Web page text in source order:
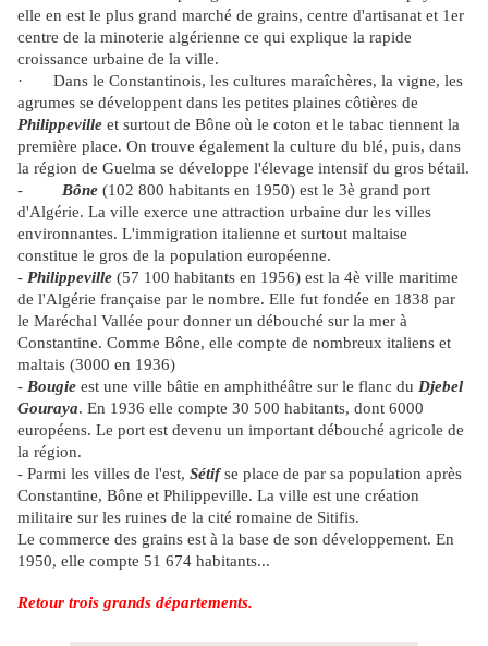
elle en est le plus grand marché de grains, centre d'artisanat et 1er
centre de la minoterie algérienne ce qui explique la rapide
croissance urbaine de la ville.
· Dans le Constantinois, les cultures maraîchères, la vigne, les
agrumes se développent dans les petites plaines côtières de
Philippeville et surtout de Bône où le coton et le tabac tiennent la
première place. On trouve également la culture du blé, puis, dans
la région de Guelma se développe l'élevage intensif du gros bétail.
- Bône (102 800 habitants en 1950) est le 3è grand port
d'Algérie. La ville exerce une attraction urbaine dur les villes
environnantes. L'immigration italienne et surtout maltaise
constitue le gros de la population européenne.
- Philippeville (57 100 habitants en 1956) est la 4è ville maritime
de l'Algérie française par le nombre. Elle fut fondée en 1838 par
le Maréchal Vallée pour donner un débouché sur la mer à
Constantine. Comme Bône, elle compte de nombreux italiens et
maltais (3000 en 1936)
- Bougie est une ville bâtie en amphithéâtre sur le flanc du Djebel
Gouraya. En 1936 elle compte 30 500 habitants, dont 6000
européens. Le port est devenu un important débouché agricole de
la région.
- Parmi les villes de l'est, Sétifse place de par sa population après
Constantine, Bône et Philippeville. La ville est une création
militaire sur les ruines de la cité romaine de Sitifis.
Le commerce des grains est à la base de son développement. En
1950, elle compte 51 674 habitants...
Retour trois grands départements.